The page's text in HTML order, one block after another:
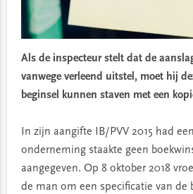
Als de inspecteur stelt dat de
vanwege verleend uitstel, moet hij
beginsel kunnen staven met een
In zijn aangifte IB/PVV 2015 had
onderneming staakte geen
aangegeven. Op 8 oktober 2018
de man om een specificatie van de